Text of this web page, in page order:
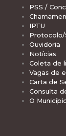
PSS /
IPTU
Protocolo/
Ouvidoria
Notícias
Coleta de
Vagas de
Carta de
Consulta
O